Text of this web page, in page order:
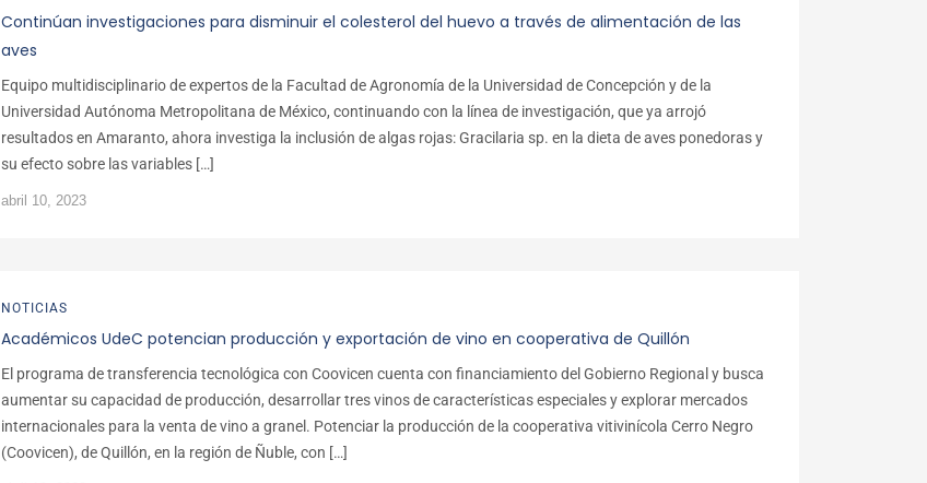
Continúan investigaciones para disminuir el colesterol del huevo a través de alimentación de las
aves
Equipo multidisciplinario de expertos de la Facultad de Agronomía de la Universidad de Concepción y de la
Universidad Autónoma Metropolitana de México, continuando con la línea de investigación, que ya arrojó
resultados en Amaranto, ahora investiga la inclusión de algas rojas: Gracilaria sp. en la dieta de aves ponedoras y
su efecto sobre las variables […]
abril 10, 2023
NOTICIAS
Académicos UdeC potencian producción y exportación de vino en cooperativa de Quillón
El programa de transferencia tecnológica con Coovicen cuenta con financiamiento del Gobierno Regional y busca
aumentar su capacidad de producción, desarrollar tres vinos de características especiales y explorar mercados
internacionales para la venta de vino a granel. Potenciar la producción de la cooperativa vitivinícola Cerro Negro
(Coovicen), de Quillón, en la región de Ñuble, con […]